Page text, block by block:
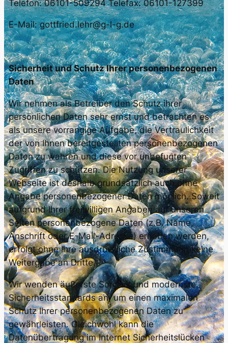
Telefon: 06101-509294 Telefax: 06101-127399
E-Mail: gottfried.lehr@g-l-g.de
Sicherheit und Schutz Ihrer personenbezogenen
Daten
Wir nehmen als Betreiber den Schutz ihrer
persönlichen Daten sehr ernst und betrachten es
als unsere vorrangige Aufgabe, die Vertraulichkeit
der von Ihnen bereitgestellten personenbezogenen
Daten zu wahren und diese vor unbefugten
Zugriffen zu schützen. Die Nutzung unserer
Webseite ist deshalb grundsätzlich auch ohne
Angabe personenbezogener Daten möglich. Soweit
aufgrund Ihrer freiwilligen Angaben auf unseren
Seiten personenbezogene Daten (z.B. Name,
Anschrift oder E-Mail-Adresse) erhoben werden,
erfolgt ohne Ihre ausdrückliche Zustimmung keine
Weitergabe an Dritte.
Wir wenden äußerste Sorgfalt und modernste
Sicherheitsstandards an, um einen maximalen
Schutz Ihrer personenbezogenen Daten zu
gewährleisten. Gleichwohl kann die
Datenübertragung im Internet Sicherheitslücken